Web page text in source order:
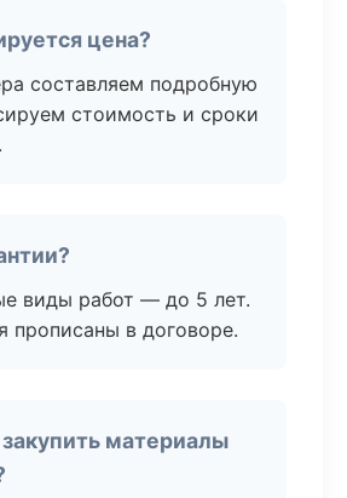
цена?
составляем подробную
стоимость и сроки
виды работ — до 5 лет.
прописаны в договоре.
материалы